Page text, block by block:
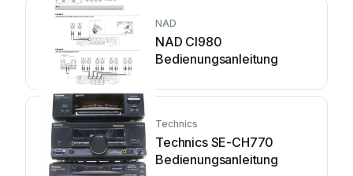
NAD
NAD CI980
Bedienungsanleitung
Technics
Technics SE-CH770
Bedienungsanleitung